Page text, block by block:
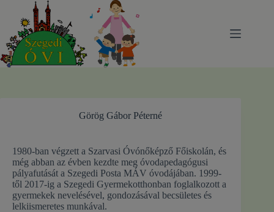
content
Görög Gábor Péterné
1980-ban végzett a Szarvasi Óvónőképző Főiskolán, és
még abban az évben kezdte meg óvodapedagógusi
pályafutását a Szegedi Posta MÁV óvodájában. 1999-
től 2017-ig a Szegedi Gyermekotthonban foglalkozott a
gyermekek nevelésével, gondozásával becsületes és
lelkiismeretes munkával.